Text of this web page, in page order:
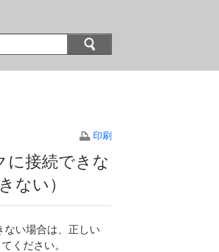
印刷
に接続できな
ない）
ない場合は、正しい
ください。